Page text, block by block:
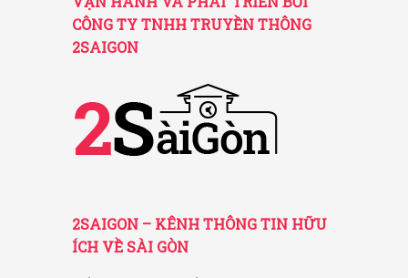
CÔNG TY TNHH TRUYỀN THÔNG
2SAIGON
2SAIGON – KÊNH THÔNG TIN HỮU
ÍCH VỀ SÀI GÒN